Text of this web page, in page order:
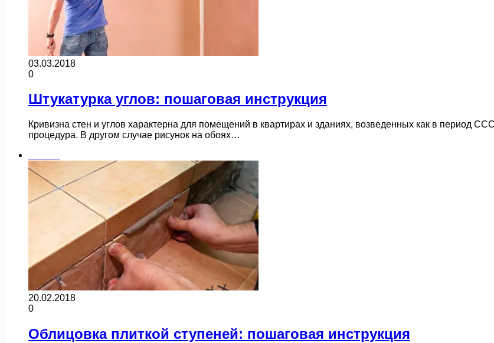
03.03.2018
0
Штукатурка углов: пошаговая инструкция
Кривизна стен и углов характерна для помещений в квартирах и зданиях, возведенных как в период
процедура. В другом случае рисунок на обоях…
20.02.2018
0
Облицовка плиткой ступеней: пошаговая инструкция